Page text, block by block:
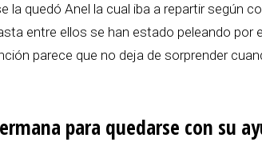
la quedó Anel la cual iba a repartir según
entre ellos se han estado peleando por
parece que no deja de sorprender
para quedarse con su